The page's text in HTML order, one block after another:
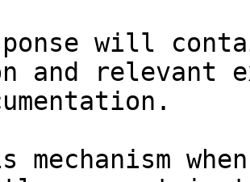
will
and relevant
mechanism